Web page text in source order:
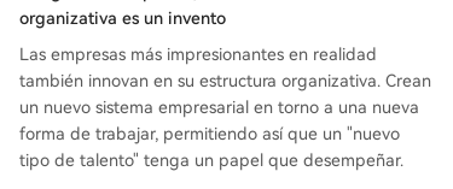
organizativa es un invento
Las empresas más impresionantes en realidad
también innovan en su estructura organizativa. Crean
un nuevo sistema empresarial en torno a una nueva
forma de trabajar, permitiendo así que un "nuevo
tipo de talento" tenga un papel que desempeñar.